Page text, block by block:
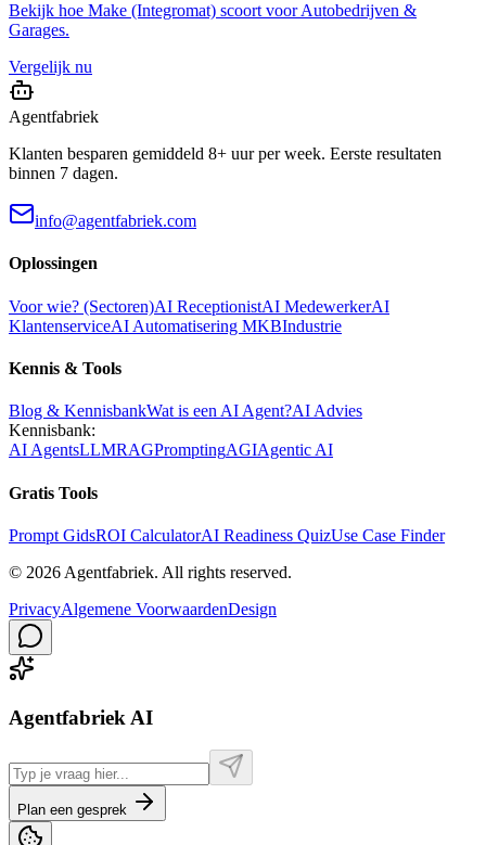
Bekijk hoe Make (Integromat) scoort voorAutobedrijven &
Garages.
Vergelijk nu
Agentfabriek
Klanten besparen gemiddeld 8+ uur per week. Eerste resultaten
binnen 7 dagen.
info@agentfabriek.com
Oplossingen
Voor wie? (Sectoren)AI ReceptionistAI MedewerkerAI
KlantenserviceAI Automatisering MKBIndustrie
Kennis & Tools
Blog & KennisbankWat is een AI Agent?AI Advies
Kennisbank:
AI AgentsLLMRAGPromptingAGIAgentic AI
Gratis Tools
Prompt GidsROI CalculatorAI Readiness QuizUse Case Finder
© 2026 Agentfabriek. All rights reserved.
PrivacyAlgemene VoorwaardenDesign
Agentfabriek AI
Plan een gesprek